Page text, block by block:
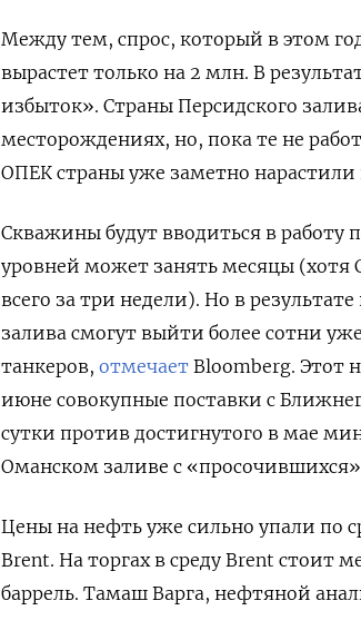
Между тем, спрос, который в этом
вырастет только на 2 млн. В
избыток». Страны Персидского
месторождениях, но, пока те не
ОПЕК страны уже заметно нарастили
Скважины будут вводиться в работу
уровней может занять месяцы (хотя
всего за три недели). Но в
залива смогут выйти более сотни
танкеров, отмечает Bloomberg. Этот
июне совокупные поставки с
сутки против достигнутого в мае
Оманском заливе с
Цены на нефть уже сильно упали по
Brent. На торгах в среду Brent стоит
баррель. Тамаш Варга, нефтяной